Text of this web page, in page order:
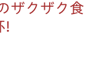
ザクザク食
!